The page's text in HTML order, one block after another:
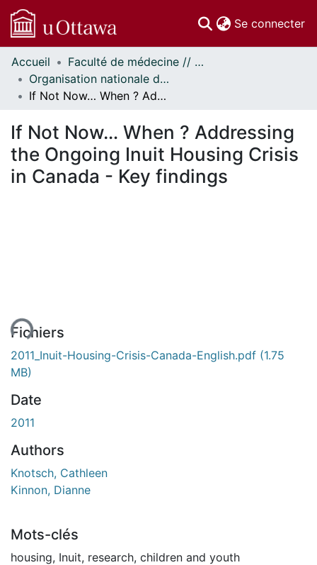
Se connecter
Communautés
et collections
Parcourir
À propos
Accueil
Faculté de médecine // Faculty of Medicine
Organisation nationale de la santé autochtone // National Aboriginal Health Organization
If Not Now… When ? Addressing the Ongoing Inuit Housing Crisis in Canada - Key findings
If Not Now… When ? Addressing
the Ongoing Inuit Housing Crisis
in Canada - Key findings
Fichiers
2011_Inuit-Housing-Crisis-Canada-English.pdf (1.75
MB)
Date
2011
Authors
Knotsch, Cathleen
Kinnon, Dianne
Mots-clés
housing, Inuit, research, children and youth